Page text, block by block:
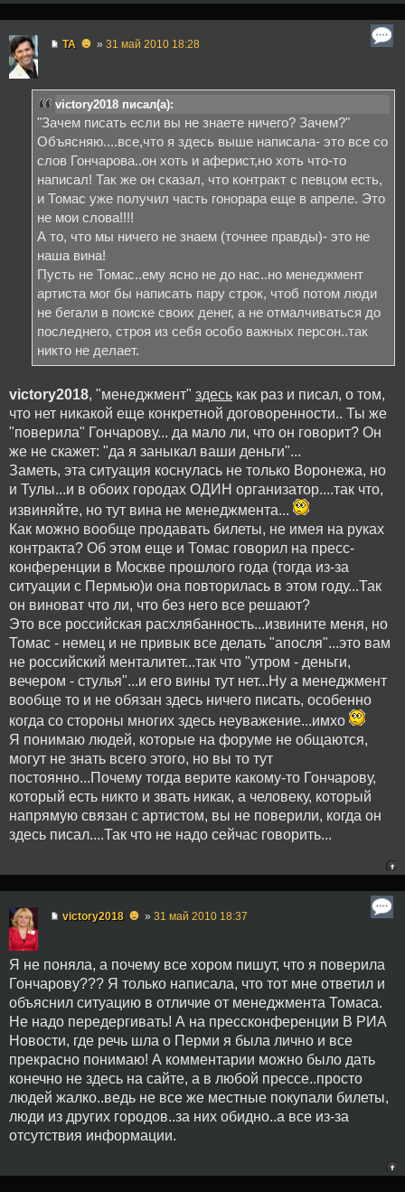
TA ☻ » 31 май 2010 18:28
victory2018 писал(а):
"Зачем писать если вы не знаете ничего? Зачем?"
Объясняю....все,что я здесь выше написала- это все со
слов Гончарова..он хоть и аферист,но хоть что-то
написал! Так же он сказал, что контракт с певцом есть,
и Томас уже получил часть гонорара еще в апреле. Это
не мои слова!!!!
А то, что мы ничего не знаем (точнее правды)- это не
наша вина!
Пусть не Томас..ему ясно не до нас..но менеджмент
артиста мог бы написать пару строк, чтоб потом люди
не бегали в поиске своих денег, а не отмалчиваться до
последнего, строя из себя особо важных персон..так
никто не делает.
victory2018, "менеджмент" здесь как раз и писал, о том,
что нет никакой еще конкретной договоренности.. Ты же
"поверила" Гончарову... да мало ли, что он говорит? Он
же не скажет: "да я заныкал ваши деньги"...
Заметь, эта ситуация коснулась не только Воронежа, но
и Тулы...и в обоих городах ОДИН организатор....так что,
извиняйте, но тут вина не менеджмента...
Как можно вообще продавать билеты, не имея на руках
контракта? Об этом еще и Томас говорил на пресс-
конференции в Москве прошлого года (тогда из-за
ситуации с Пермью)и она повторилась в этом году...Так
он виноват что ли, что без него все решают?
Это все российская расхлябанность...извините меня, но
Томас - немец и не привык все делать "апосля"...это вам
не российский менталитет...так что "утром - деньги,
вечером - стулья"...и его вины тут нет...Ну а менеджмент
вообще то и не обязан здесь ничего писать, особенно
когда со стороны многих здесь неуважение...имхо
Я понимаю людей, которые на форуме не общаются,
могут не знать всего этого, но вы то тут
постоянно...Почему тогда верите какому-то Гончарову,
который есть никто и звать никак, а человеку, который
напрямую связан с артистом, вы не поверили, когда он
здесь писал....Так что не надо сейчас говорить...
victory2018 ☻ » 31 май 2010 18:37
Я не поняла, а почему все хором пишут, что я поверила
Гончарову??? Я только написала, что тот мне ответил и
объяснил ситуацию в отличие от менеджмента Томаса.
Не надо передергивать! А на прессконференции В РИА
Новости, где речь шла о Перми я была лично и все
прекрасно понимаю! А комментарии можно было дать
конечно не здесь на сайте, а в любой прессе..просто
людей жалко..ведь не все же местные покупали билеты,
люди из других городов..за них обидно..а все из-за
отсутствия информации.